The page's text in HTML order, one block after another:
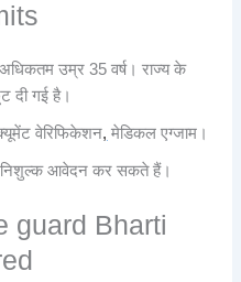
उम्र 35 वर्ष। राज्य के
दी गई है।
वेरिफिकेशन, मेडिकल एग्जाम।
निशुल्क आवेदन कर सकते हैं।
guard Bharti